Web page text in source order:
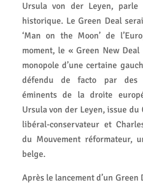
Ursula von der Leyen, parle
historique. Le Green Deal
‘Man on the Moon’ de
moment, le « Green New Deal
monopole d’une certaine
défendu de facto par des
éminents de la droite
Ursula von der Leyen, issue du
libéral-conservateur et
du Mouvement réformateur,
belge.
Après le lancement d’un Green